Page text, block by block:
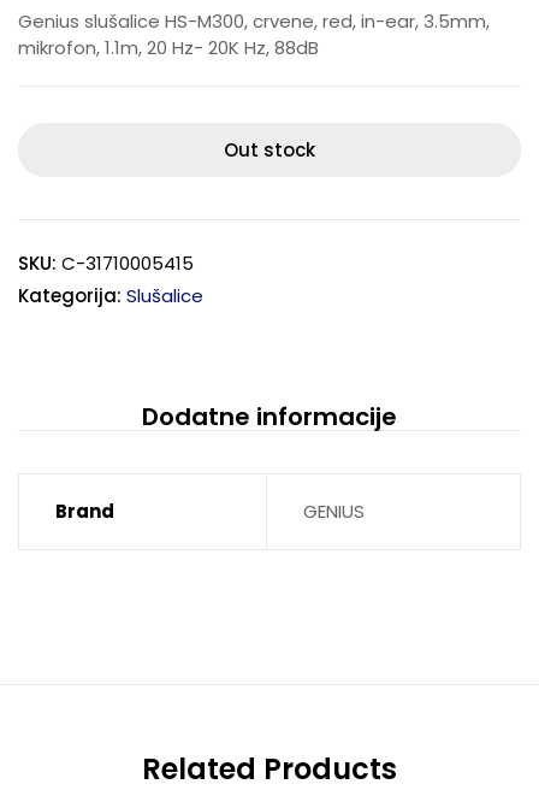
Genius slušalice HS-M300, crvene, red, in-ear, 3.5mm,
mikrofon, 1.1m, 20 Hz- 20K Hz, 88dB
Out stock
SKU: C-31710005415
Kategorija: Slušalice
Dodatne informacije
Brand GENIUS
Related Products